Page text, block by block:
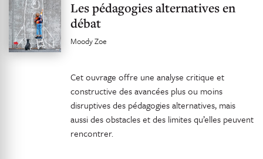
Les pédagogies alternatives en
débat
Moody Zoe
Cet ouvrage offre une analyse critique et
constructive des avancées plus ou moins
disruptives des pédagogies alternatives, mais
aussi des obstacles et des limites qu’elles peuvent
rencontrer.